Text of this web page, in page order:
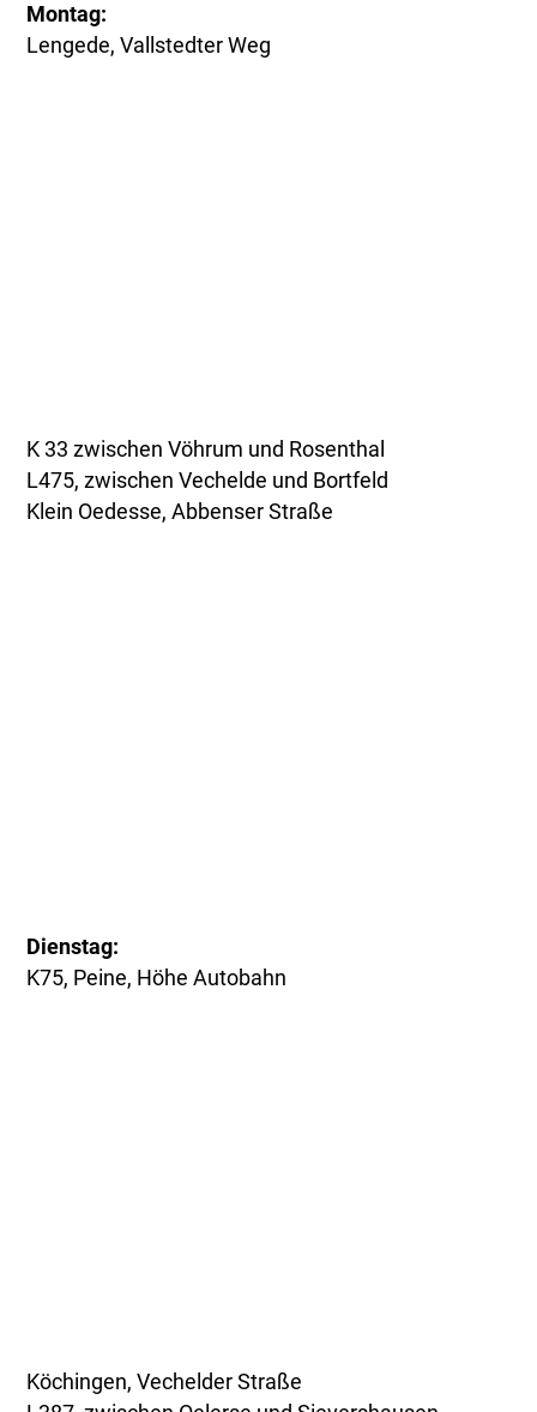
Montag:
Lengede, Vallstedter Weg
K 33 zwischen Vöhrum und Rosenthal
L475, zwischen Vechelde und Bortfeld
Klein Oedesse, Abbenser Straße
Dienstag:
K75, Peine, Höhe Autobahn
Köchingen, Vechelder Straße